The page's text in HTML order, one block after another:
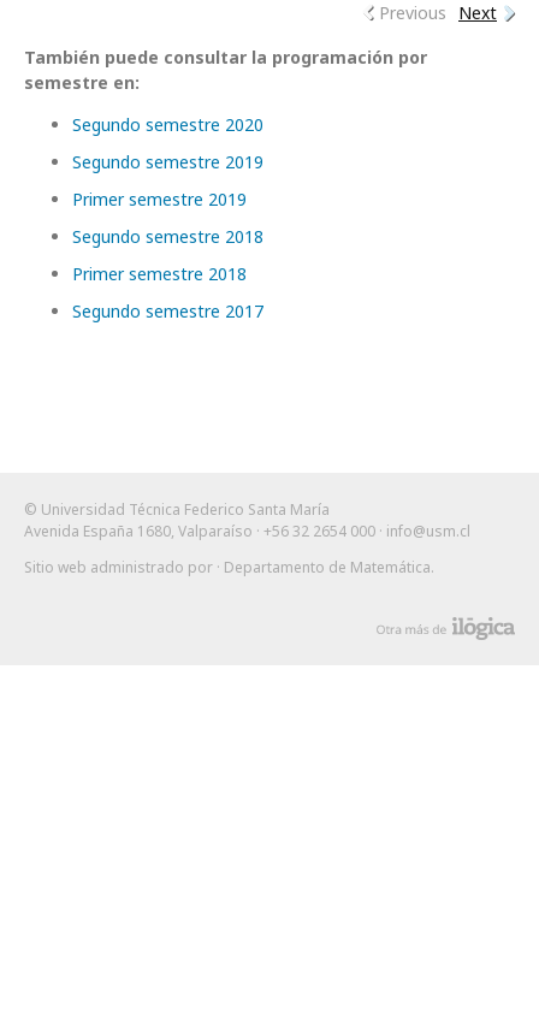
Previous
Next
También puede consultar la programación por
semestre en:
Segundo semestre 2020
Segundo semestre 2019
Primer semestre 2019
Segundo semestre 2018
Primer semestre 2018
Segundo semestre 2017
© Universidad Técnica Federico Santa María
Avenida España 1680, Valparaíso · +56 32 2654 000 · info@usm.cl
Sitio web administrado por · Departamento de Matemática.